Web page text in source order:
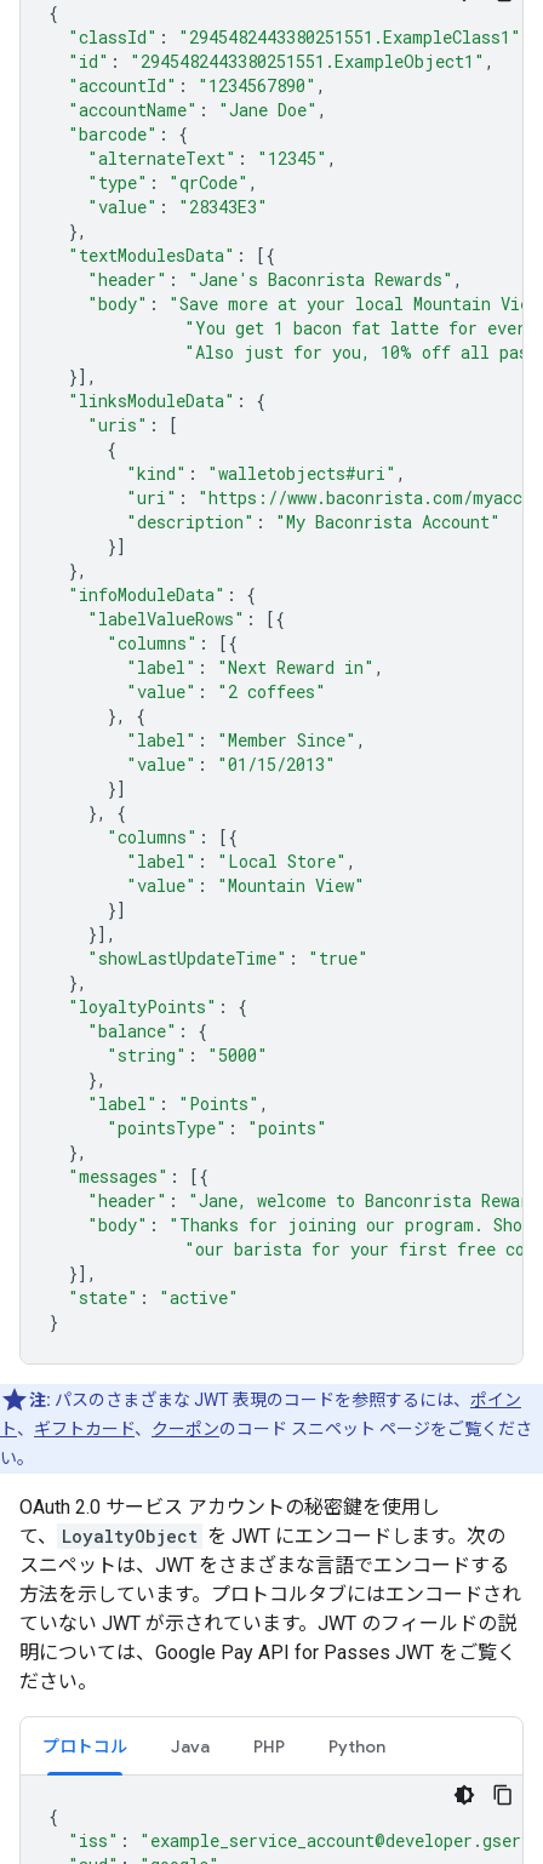
{
"classId" : "2945482443380251551.ExampleClass1"
"id" : "2945482443380251551.ExampleObject1" ,
"accountId" : "1234567890" ,
"accountName" : "Jane Doe" ,
"barcode" :
{
"alternateText" : "12345" ,
"type" : "qrCode" ,
"value" :
"28343E3"
},
"textModulesData" :
[{
"header" : "Jane's Baconrista Rewards" ,
"body" :
"Save more at your local Mountain
"You get 1 bacon fat latte for every
"Also just for you, 10% off all
}],
"linksModuleData" :
{
"uris" :
[
{
"kind" : "walletobjects#uri" ,
"uri" :
"https://www.baconrista.com/
"description" :
"My Baconrista Account"
}]
},
"infoModuleData" :
{
"labelValueRows" :
[{
"columns" :
[{
"label" : "Next Reward in" ,
"value" :
"2 coffees"
},
{
"label" : "Member Since" ,
"value" :
"01/15/2013"
}]
},
{
"columns" :
[{
"label" : "Local Store" ,
"value" :
"Mountain View"
}]
}],
"showLastUpdateTime" :
"true"
},
"loyaltyPoints" :
{
"balance" :
{
"string" :
"5000"
},
"label" : "Points" ,
"pointsType" :
"points"
},
"messages" :
[{
"header" :
"Jane, welcome to Banconrista
"body" :
"Thanks for joining our program.
"our barista for your first free
}],
"state" :
"active"
}
注: パスのさまざまな JWT 表現のコードを参照するには、 ポイン
ト、 ギフトカード、 クーポンのコード スニペット ページをご覧くださ
い。
OAuth 2.0 サービス アカウントの秘密鍵を使用し
て、
LoyaltyObject を JWT にエンコードします。次の
スニペットは、JWT をさまざまな言語でエンコードする
方法を示しています。プロトコルタブにはエンコードされ
ていない JWT が示されています。JWT のフィールドの説
明については、Google Pay API for Passes JWT をご覧く
ださい。
プロトコル Java PHP Python
{
"iss" :